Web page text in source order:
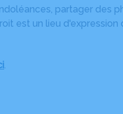
partager des
est un lieu d'expression
.